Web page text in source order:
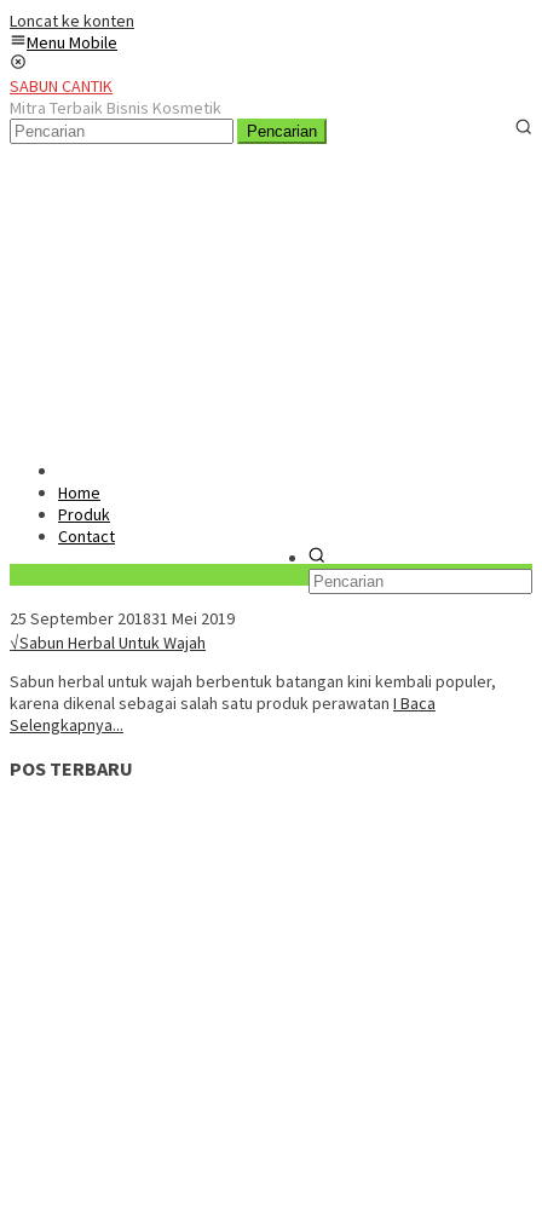
Loncat ke konten
Menu Mobile
SABUN CANTIK
Mitra Terbaik Bisnis Kosmetik
Pencarian
Home
Produk
Contact
25 September 201831 Mei 2019
√Sabun Herbal Untuk Wajah
Sabun herbal untuk wajah berbentuk batangan kini kembali populer,
karena dikenal sebagai salah satu produk perawatan I Baca
Selengkapnya...
POS TERBARU